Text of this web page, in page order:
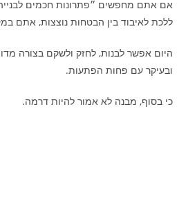
אם אתם מחפשים ״פתרונות חכמים
ללכת לאיבוד בין הבטחות נוצצות, אתם
היום אפשר לבנות, לחזק ולשקם בצורה
ובעיקר עם פחות הפתעות.
כי בסוף, מבנה לא אמור להיות דרמה.